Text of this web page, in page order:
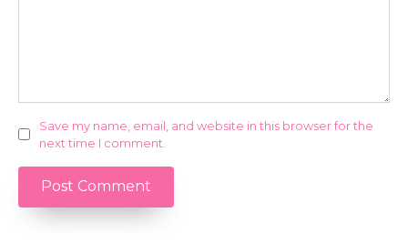
Save my name, email, and website in this browser for the
next time I comment.